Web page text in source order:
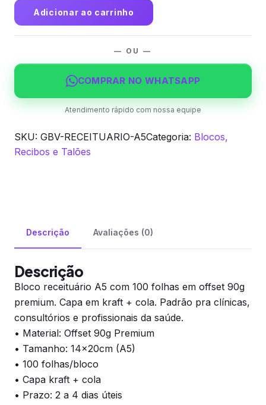
A5
(14x20cm)
—
folhas
Adicionar ao carrinho
— OU —
COMPRAR NO WHATSAPP
Atendimento rápido com nossa equipe
SKU: GBV-RECEITUARIO-A5Categoria: Blocos,
Recibos e Talões
Descrição Avaliações (0)
Descrição
Bloco receituário A5 com 100 folhas em offset 90g
premium. Capa em kraft + cola. Padrão pra clínicas,
consultórios e profissionais da saúde.
• Material: Offset 90g Premium
• Tamanho: 14x20cm (A5)
• 100 folhas/bloco
• Capa kraft + cola
• Prazo: 2 a 4 dias úteis